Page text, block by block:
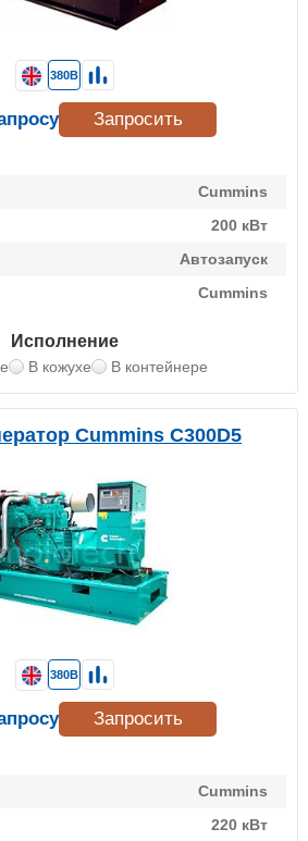
Cummins
200 кВт
Автозапуск
Cummins
Исполнение
В кожухе В контейнере
380В
Запросить
Cummins C300D5
Cummins
220 кВт
380В
Запросить